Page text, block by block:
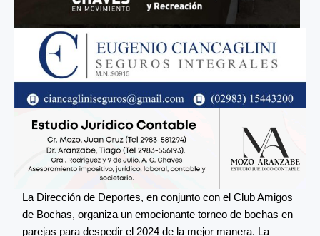
La Dirección de Deportes, en conjunto con el Club Amigos
de Bochas, organiza un emocionante torneo de bochas en
parejas para despedir el 2024 de la mejor manera. La